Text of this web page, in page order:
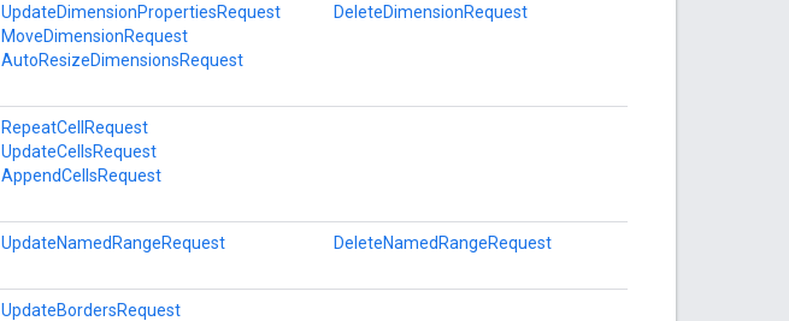
UpdateDimensionPropertiesRequest
MoveDimensionRequest
AutoResizeDimensionsRequest
DeleteDimensionRequest
RepeatCellRequest
UpdateCellsRequest
AppendCellsRequest
UpdateNamedRangeRequest DeleteNamedRangeRequest
UpdateBordersRequest